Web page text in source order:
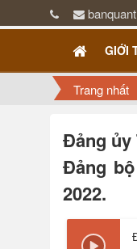
GIỚI
Trang nhất
Đảng ủy
Đảng
2022.